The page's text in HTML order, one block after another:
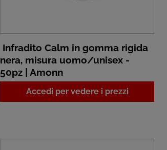
Infradito Calm in gomma rigida
nera, misura uomo/unisex -
50pz | Amonn
Accedi per vedere i prezzi